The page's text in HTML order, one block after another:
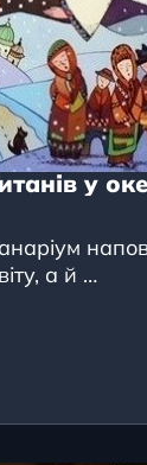
у
а й …